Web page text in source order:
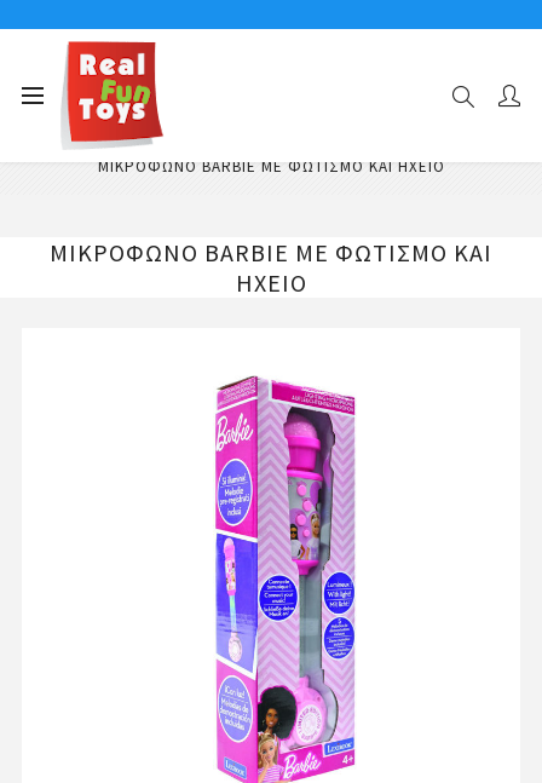
Αρχική σελίδα
Μουσικά Παιχνίδια Μικρόφωνα - Καραόκε
ΜΙΚΡΟΦΩΝΟ BARBIE ME ΦΩΤΙΣΜΟ ΚΑΙ ΗΧΕΙΟ
ΜΙΚΡΟΦΩΝΟ BARBIE ME ΦΩΤΙΣΜΟ ΚΑΙ
ΗΧΕΙΟ